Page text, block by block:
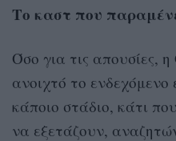
Το καστ που
Όσο για τις απουσίες, η
ανοιχτό το ενδεχόμενο
κάποιο στάδιο, κάτι
να εξετάζουν,